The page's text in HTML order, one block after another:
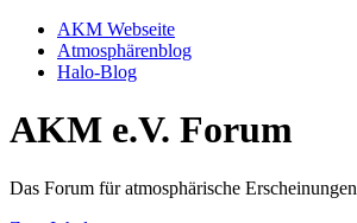
AKM Webseite
Atmosphärenblog
Halo-Blog
AKM e.V. Forum
Das Forum für atmosphärische Erscheinungen